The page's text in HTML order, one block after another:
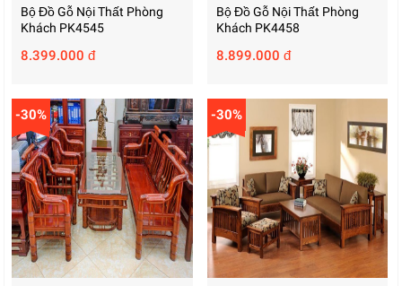
Bộ Đồ Gỗ Nội Thất Phòng
Khách PK4545
8.399.000 đ
Bộ Đồ Gỗ Nội Thất Phòng
Khách PK4458
8.899.000 đ
-30% -30%